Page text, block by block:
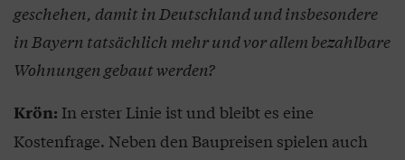
geschehen, damit in Deutschland und insbesondere
in Bayern tatsächlich mehr und vor allem bezahlbare
Wohnungen gebaut werden?
Krön: In erster Linie ist und bleibt es eine
Kostenfrage. Neben den Baupreisen spielen auch